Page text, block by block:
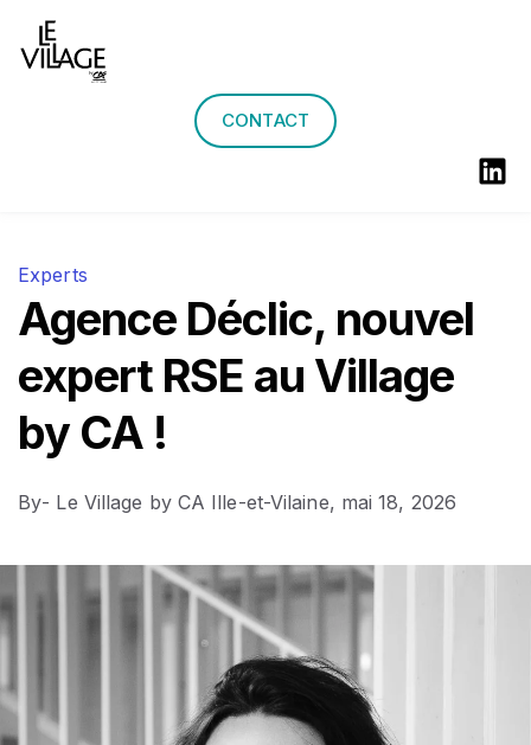
Agenda
CONTACT
Experts
Agence Déclic, nouvel
expert RSE au Village
by CA !
By- Le Village by CA Ille-et-Vilaine, mai 18, 2026